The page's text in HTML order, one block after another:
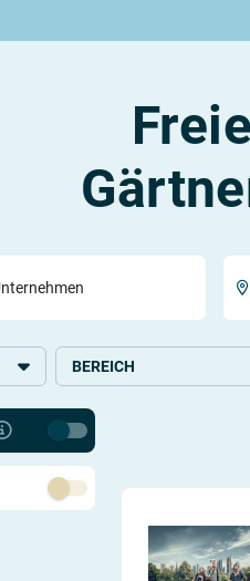
um Berufe
Berufe nach Themen
Vorlagen
Online-
BEREICH
Umwelt, Landwirtschaft und
Tiere
Handwerk und Produktion
Lebensmittel